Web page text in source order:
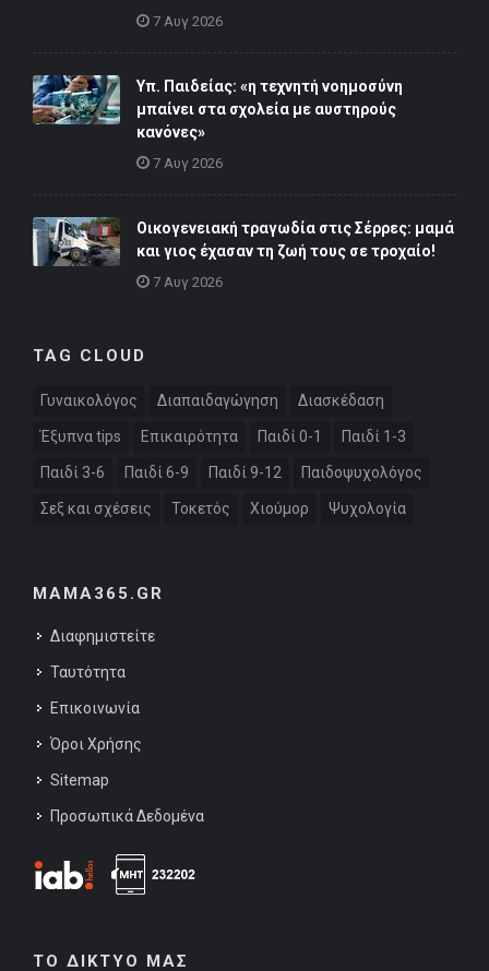
7 Αυγ 2026
Υπ. Παιδείας: «η τεχνητή νοημοσύνη
μπαίνει στα σχολεία με αυστηρούς
κανόνες»
7 Αυγ 2026
Οικογενειακή τραγωδία στις Σέρρες: μαμά
και γιος έχασαν τη ζωή τους σε τροχαίο!
7 Αυγ 2026
TAG CLOUD
Γυναικολόγος Διαπαιδαγώγηση Διασκέδαση
Έξυπνα tips Επικαιρότητα Παιδί 0-1 Παιδί 1-3
Παιδί 3-6 Παιδί 6-9 Παιδί 9-12 Παιδοψυχολόγος
Σεξ και σχέσεις Τοκετός Χιούμορ Ψυχολογία
MAMA365.GR
Διαφημιστείτε
Ταυτότητα
Επικοινωνία
Όροι Χρήσης
Sitemap
Προσωπικά Δεδομένα
ΤΟ ΔΙΚΤΥΟ ΜΑΣ